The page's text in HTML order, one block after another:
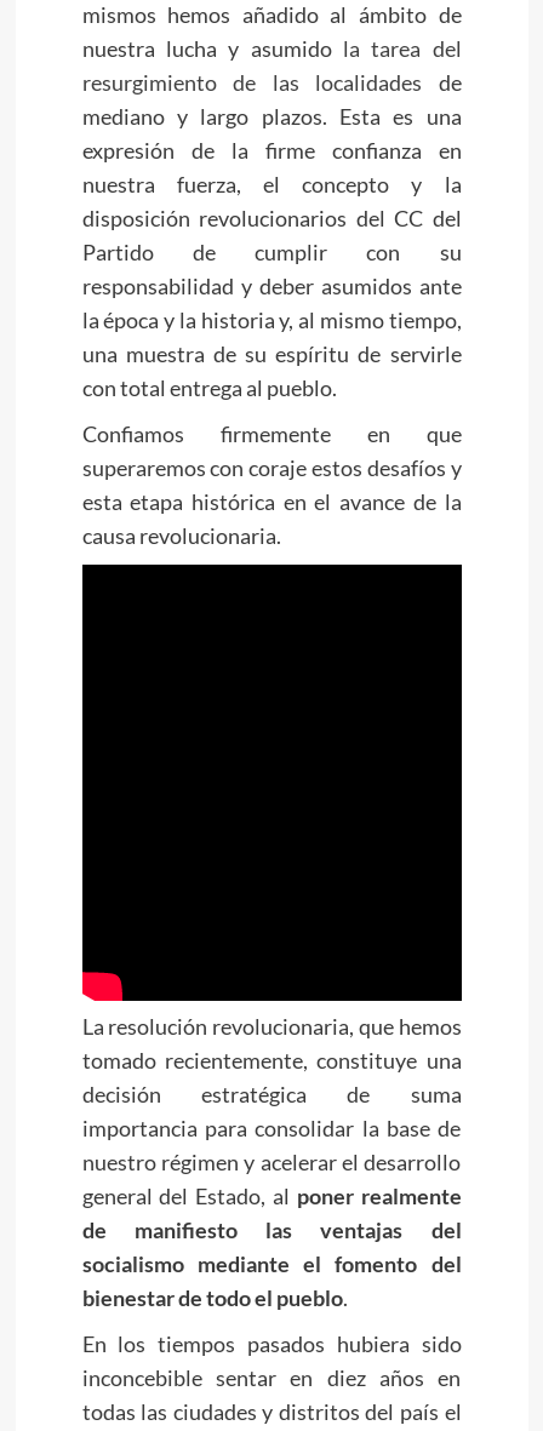
mismos hemos añadido al ámbito de
nuestra lucha y asumidola tarea del
resurgimiento de las localidades de
mediano y largo plazos. Esta es una
expresión de la firme confianza en
nuestra fuerza, el concepto y la
disposición revolucionarios del CC del
Partido de cumplir con su
responsabilidad y deber asumidos ante
la época y la historia y, al mismo tiempo,
una muestra de su espíritu de servirle
con total entrega al pueblo.
Confiamos firmemente en que
superaremos con coraje estos desafíos y
esta etapa histórica en el avance de la
causa revolucionaria.
La resolución revolucionaria, que hemos
tomado recientemente, constituye una
decisión estratégica de suma
importancia para consolidar la base de
nuestro régimen y acelerar el desarrollo
general del Estado, al poner realmente
de manifiesto las ventajas del
socialismo mediante el fomento del
bienestar de todo el pueblo.
En los tiempos pasados hubiera sido
inconcebible sentar en diez años en
todas las ciudades y distritos del país el